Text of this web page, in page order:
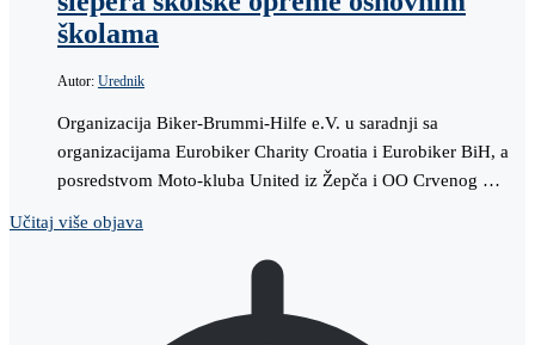
školama
Autor: Urednik
Organizacija Biker-Brummi-Hilfe e.V. u saradnji sa
organizacijama Eurobiker Charity Croatia i Eurobiker BiH, a
posredstvom Moto-kluba United iz Žepča i OO Crvenog …
Učitaj više objava